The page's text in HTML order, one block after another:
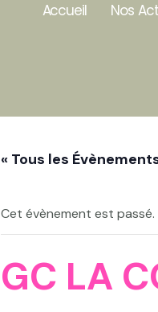
Accueil Nos
« Tous les
Cet évènement est passé.
GC LA